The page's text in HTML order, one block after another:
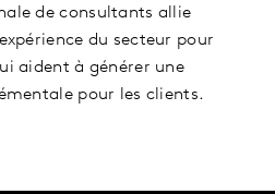
de consultants allie
du secteur pour
aident à générer une
pour les clients.